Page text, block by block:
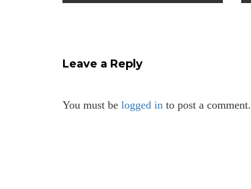
Leave a Reply
You must be logged in to post a comment.